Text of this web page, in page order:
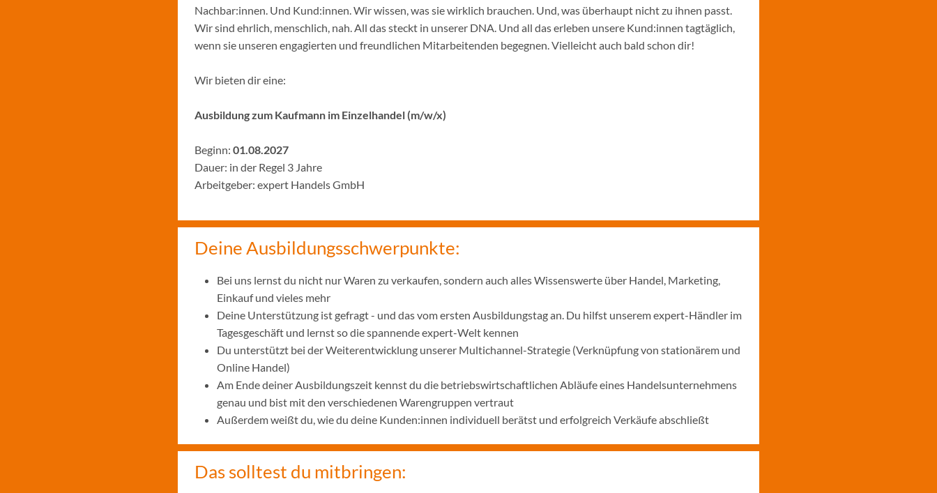
Nachbar:innen. Und Kund:innen. Wir wissen, was sie wirklich brauchen. Und, was überhaupt nicht zu ihnen passt.
Wir sind ehrlich, menschlich, nah. All das steckt in unserer DNA. Und all das erleben unsere Kund:innen tagtäglich,
wenn sie unseren engagierten und freundlichen Mitarbeitenden begegnen. Vielleicht auch bald schon dir!
Wir bieten dir eine:
Ausbildung zum Kaufmann im Einzelhandel (m/w/x)
Beginn: 01.08.2027
Dauer: in der Regel 3 Jahre
Arbeitgeber: expert Handels GmbH
Deine Ausbildungsschwerpunkte:
Bei uns lernst du nicht nur Waren zu verkaufen, sondern auch alles Wissenswerte über Handel, Marketing,
Einkauf und vieles mehr
Deine Unterstützung ist gefragt - und das vom ersten Ausbildungstag an. Du hilfst unserem expert-Händler im
Tagesgeschäft und lernst so die spannende expert-Welt kennen
Du unterstützt bei der Weiterentwicklung unserer Multichannel-Strategie (Verknüpfung von stationärem und
Online Handel)
Am Ende deiner Ausbildungszeit kennst du die betriebswirtschaftlichen Abläufe eines Handelsunternehmens
genau und bist mit den verschiedenen Warengruppen vertraut
Außerdem weißt du, wie du deine Kunden:innen individuell berätst und erfolgreich Verkäufe abschließt
Das solltest du mitbringen: